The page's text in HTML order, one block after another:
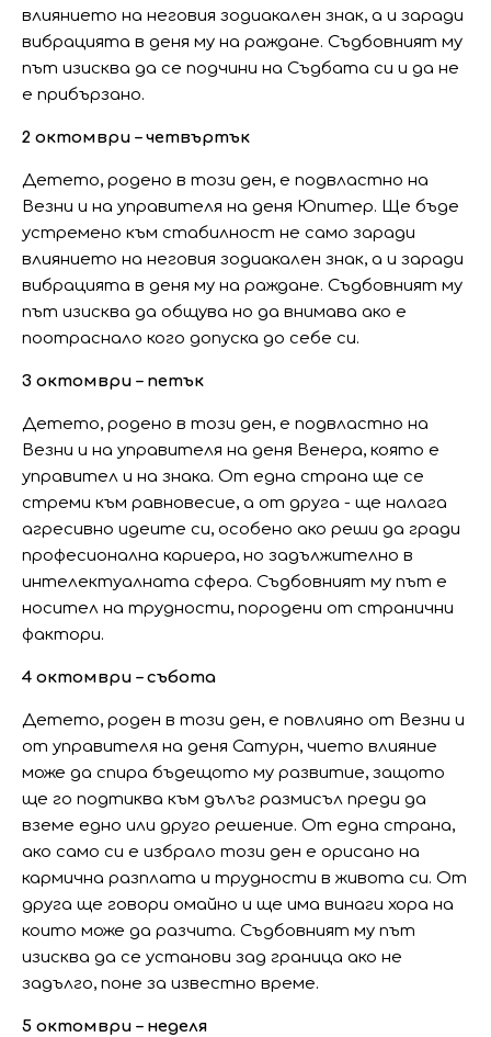
влиянието на неговия зодиакален знак, а и заради
вибрацията в деня му на раждане. Съдбовният му
път изисква да се подчини на Съдбата си и да не
е прибързано.
2 октомври – четвъртък
Детето, родено в този ден, е подвластно на
Везни и на управителя на деня Юпитер. Ще бъде
устремено към стабилност не само заради
влиянието на неговия зодиакален знак, а и заради
вибрацията в деня му на раждане. Съдбовният му
път изисква да общува но да внимава ако е
поотраснало кого допуска до себе си.
3 октомври – петък
Детето, родено в този ден, е подвластно на
Везни и на управителя на деня Венера, която е
управител и на знака. От една страна ще се
стреми към равновесие, а от друга - ще налага
агресивно идеите си, особено ако реши да гради
професионална кариера, но задължително в
интелектуалната сфера. Съдбовният му път е
носител на трудности, породени от странични
фактори.
4 октомври – събота
Детето, роден в този ден, е повлияно от Везни и
от управителя на деня Сатурн, чието влияние
може да спира бъдещото му развитие, защото
ще го подтиква към дълъг размисъл преди да
вземе едно или друго решение. От една страна,
ако само си е избрало този ден е орисано на
кармична разплата и трудности в живота си. От
друга ще говори омайно и ще има винаги хора на
които може да разчита. Съдбовният му път
изисква да се установи зад граница ако не
задълго, поне за известно време.
5 октомври – неделя